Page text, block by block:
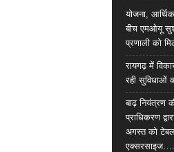
योजना,
बीच एमओयू
प्रणाली को
रायगढ़ में
रही सुविधाओं
बाढ़ नियंत्रण
प्राधिकरण
अगस्त को
एक्सरसाइज….